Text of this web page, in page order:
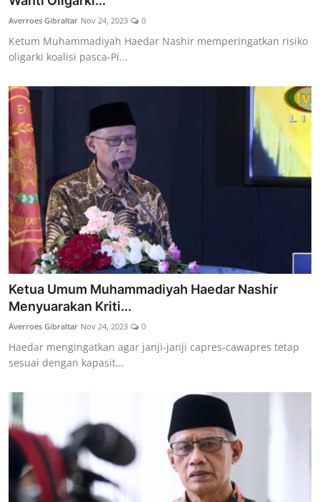
Lainya
Averroes Gibraltar Nov 24, 2023 0
Ketum Muhammadiyah Haedar Nashir memperingatkan risiko
oligarki koalisi pasca-Pi...
Ketua Umum Muhammadiyah Haedar Nashir
Menyuarakan Kriti...
Averroes Gibraltar Nov 24, 2023 0
Haedar mengingatkan agar janji-janji capres-cawapres tetap
sesuai dengan kapasit...